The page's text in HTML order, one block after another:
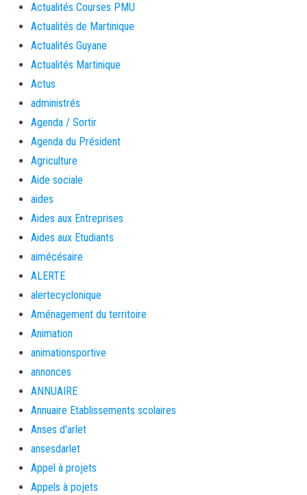
Actualités Courses PMU
Actualités de Martinique
Actualités Guyane
Actualités Martinique
Actus
administrés
Agenda / Sortir
Agenda du Président
Agriculture
Aide sociale
aides
Aides aux Entreprises
Aides aux Etudiants
aimécésaire
ALERTE
alertecyclonique
Aménagement du territoire
Animation
animationsportive
annonces
ANNUAIRE
Annuaire Etablissements scolaires
Anses d'arlet
ansesdarlet
Appel à projets
Appels à pojets